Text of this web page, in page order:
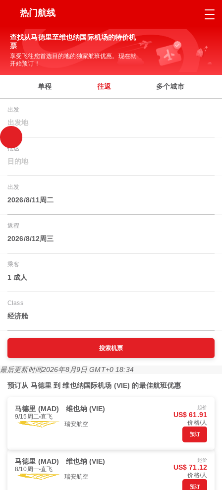
热门航线
查找从马德里至维也纳国际机场的特价机
票
享受飞往您首选目的地的独家航班优惠。现在就
开始预订！
单程 往返 多个城市
出发
出发地
抵达
目的地
出发
2026/8/11周二
返程
2026/8/12周三
乘客
1 成人
Class
经济舱
搜索机票
最后更新时间2026年8月9日 GMT+0 18:34
预订从 马德里 到 维也纳国际机场 (VIE) 的最佳航班优惠
马德里 (MAD) 维也纳 (VIE)
9/15周二 直飞
瑞安航空
起价
US$ 61.91
价格/人
预订
马德里 (MAD) 维也纳 (VIE)
8/10周一 直飞
瑞安航空
起价
US$ 71.12
价格/人
预订